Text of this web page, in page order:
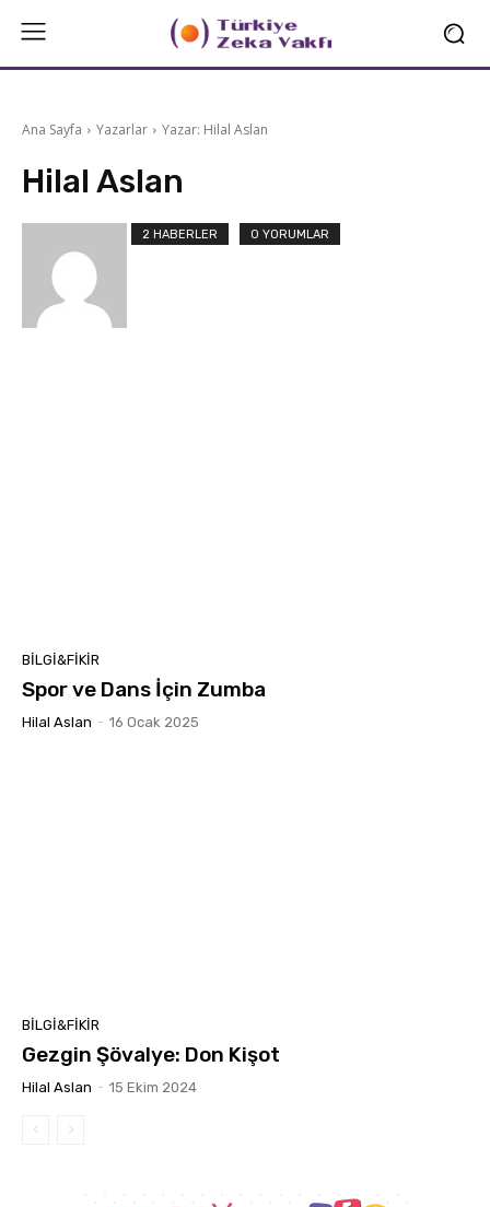
Ana Sayfa Yazarlar Yazar: Hilal Aslan
Hilal Aslan
2 HABERLER 0 YORUMLAR
BILGI&FIKIR
Spor ve Dans İçin Zumba
Hilal Aslan - 16 Ocak 2025
BILGI&FIKIR
Gezgin Şövalye: Don Kişot
Hilal Aslan - 15 Ekim 2024